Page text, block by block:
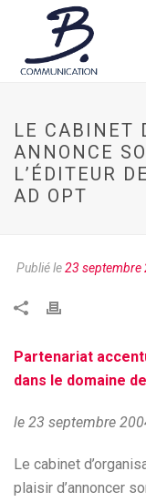
LE CABINET
ANNONCE
L’ÉDITEUR
AD OPT
Publié le23 septembre
Partenariat
dans le domaine
le 23 septembre
Le cabinet
plaisir d’annoncer